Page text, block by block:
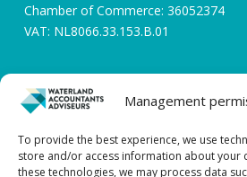
Management
To provide the best experience, we use
store and/or access information about your
these technologies, we may process data
Chamber of Commerce: 36052374
VAT: NL8066.33.153.B.01
Opening hours
Working days between 08:00 and 17:00
Contact